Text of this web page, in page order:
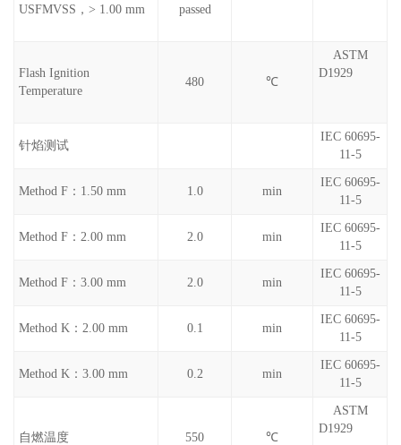
USFMVSS，> 1.00 mm passed
Flash Ignition
Temperature
480 ℃
ASTM
D1929
针焰测试
IEC 60695-
11-5
Method F：1.50 mm 1.0 min
IEC 60695-
11-5
Method F：2.00 mm 2.0 min
IEC 60695-
11-5
Method F：3.00 mm 2.0 min
IEC 60695-
11-5
Method K：2.00 mm 0.1 min
IEC 60695-
11-5
Method K：3.00 mm 0.2 min
IEC 60695-
11-5
自燃温度 550 ℃
ASTM
D1929